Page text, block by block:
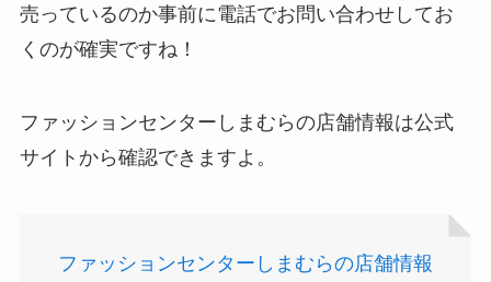
売っているのか事前に電話でお問い合わせしてお
くのが確実ですね！
ファッションセンターしまむらの店舗情報は公式
サイトから確認できますよ。
ファッションセンターしまむらの店舗情報